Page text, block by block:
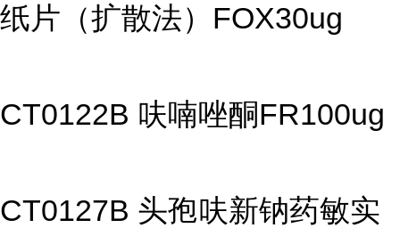
纸片（扩散法）FOX30ug
CT0122B 呋喃唑酮FR100ug
CT0127B 头孢呋新钠药敏实